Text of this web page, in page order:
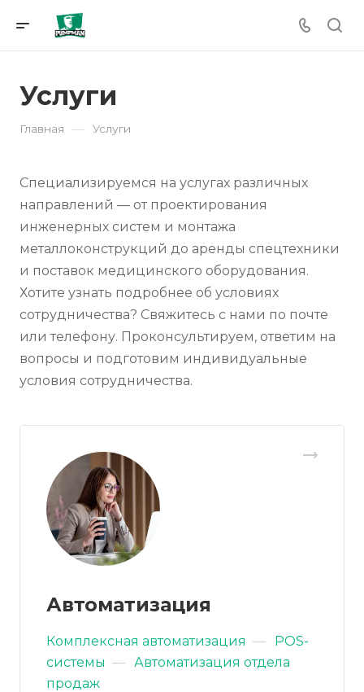
Услуги
Главная — Услуги
Специализируемся на услугах различных
направлений — от проектирования
инженерных систем и монтажа
металлоконструкций до аренды спецтехники
и поставок медицинского оборудования.
Хотите узнать подробнее об условиях
сотрудничества? Свяжитесь с нами по почте
или телефону. Проконсультируем, ответим на
вопросы и подготовим индивидуальные
условия сотрудничества.
Автоматизация
Комплексная автоматизация —
POS-
системы — Автоматизация отдела
продаж